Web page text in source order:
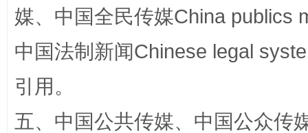
媒、中国全民传媒China publics
中国法制新闻Chinese legal
引用。
五、中国公共传媒、中国公众传